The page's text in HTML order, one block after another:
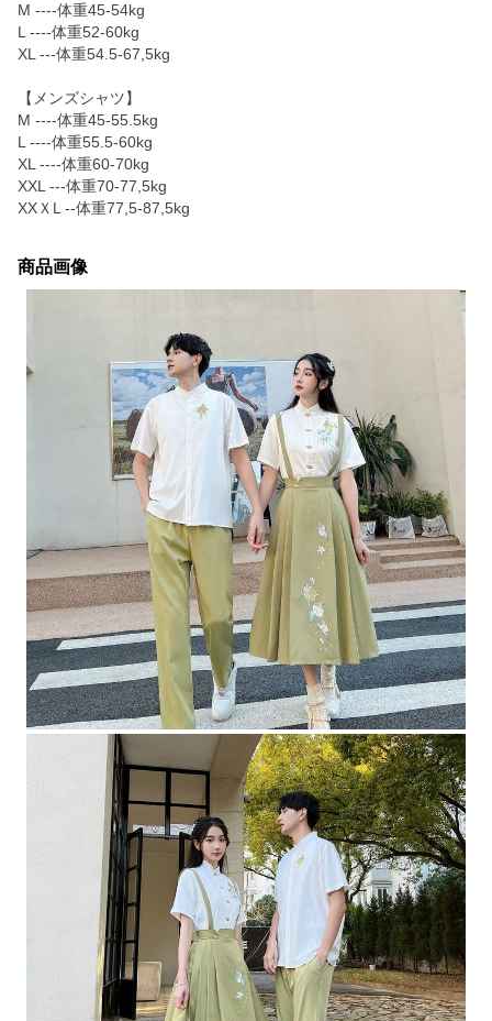
M ----体重45-54kg
L ----体重52-60kg
XL ---体重54.5-67,5kg
【メンズシャツ】
M ----体重45-55.5kg
L ----体重55.5-60kg
XL ----体重60-70kg
XXL ---体重70-77,5kg
XXＸL --体重77,5‐87,5kg
商品画像